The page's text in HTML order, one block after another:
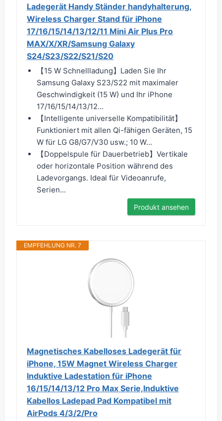
Ladegerät Handy Ständer handyhalterung,
Wireless Charger Stand für iPhone
17/16/15/14/13/12/11 Mini Air Plus Pro
MAX/X/XR/Samsung Galaxy
S24/S23/S22/S21/S20
【15 W Schnellladung】Laden Sie Ihr
Samsung Galaxy S23/S22 mit maximaler
Geschwindigkeit (15 W) und Ihr iPhone
17/16/15/14/13/12...
【Intelligente universelle Kompatibilität】
Funktioniert mit allen Qi-fähigen Geräten, 15
W für LG G8/G7/V30 usw.; 10 W...
【Doppelspule für Dauerbetrieb】Vertikale
oder horizontale Position während des
Ladevorgangs. Ideal für Videoanrufe,
Serien...
Produkt ansehen
EMPFEHLUNG NR. 7
Magnetisches Kabelloses Ladegerät für
iPhone, 15W Magnet Wireless Charger
Induktive Ladestation für iPhone
16/15/14/13/12 Pro Max Serie,Induktive
Kabellos Ladepad Pad Kompatibel mit
AirPods 4/3/2/Pro